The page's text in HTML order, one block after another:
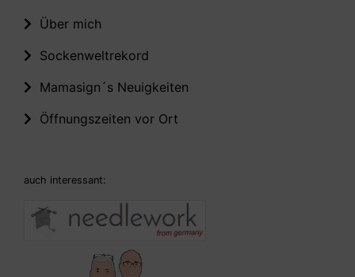
Über mich
Sockenweltrekord
Mamasign´s Neuigkeiten
Öffnungszeiten vor Ort
auch interessant: